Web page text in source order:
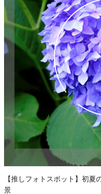
【推しフォトスポット】初
景